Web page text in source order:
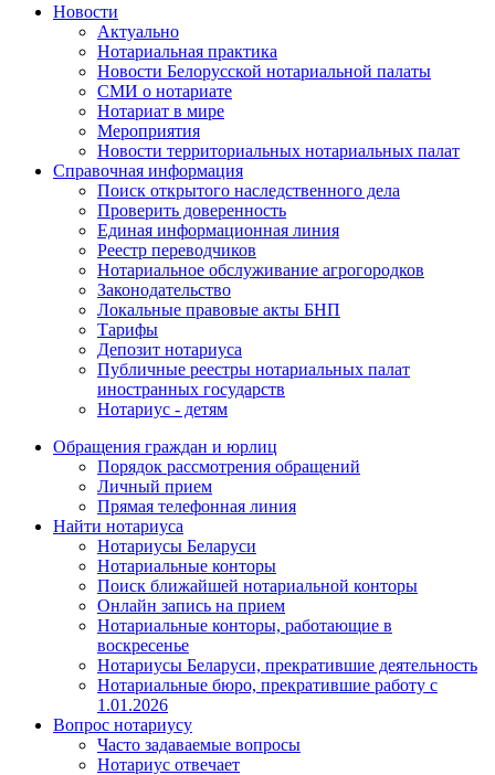
Новости
Актуально
Нотариальная практика
Новости Белорусской нотариальной палаты
СМИ о нотариате
Нотариат в мире
Мероприятия
Новости территориальных нотариальных палат
Справочная информация
Поиск открытого наследственного дела
Проверить доверенность
Единая информационная линия
Реестр переводчиков
Нотариальное обслуживание агрогородков
Законодательство
Локальные правовые акты БНП
Тарифы
Депозит нотариуса
Публичные реестры нотариальных палат
иностранных государств
Нотариус - детям
Обращения граждан и юрлиц
Порядок рассмотрения обращений
Личный прием
Прямая телефонная линия
Найти нотариуса
Нотариусы Беларуси
Нотариальные конторы
Поиск ближайшей нотариальной конторы
Онлайн запись на прием
Нотариальные конторы, работающие в
воскресенье
Нотариусы Беларуси, прекратившие деятельность
Нотариальные бюро, прекратившие работу с
1.01.2026
Вопрос нотариусу
Часто задаваемые вопросы
Нотариус отвечает